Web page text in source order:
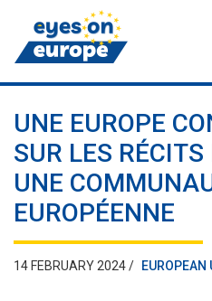
Eyes on Europe
UNE EUROPE
SUR LES RÉCITS
UNE
EUROPÉENNE
14 FEBRUARY 2024 / EUROPEAN